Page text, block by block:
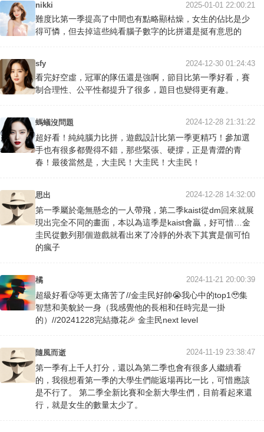
nikki 2025-01-01 22:00:21
難度比第一季提高了中間也有點略顯枯燥，女生的佔比是少
得可憐，但去掉這些純看腦子數字的比拼還是挺有意思的
sfy 2024-12-30 01:24:43
看完好空虛，冠軍的隊伍還是強啊，節目比第一季好看，賽
制合理性、公平性都提升了很多，題目也變得更有趣。
螞蟻沒問題 2024-12-28 21:31:22
超好看！純純腦力比拼，遊戲設計比第一季更精巧！參加選
手也有很多都覺得不錯，那些緊張、硬撐，正是青澀的青
春！最後當然是，大圭民！大圭民！大圭民！
思出 2024-12-28 14:32:00
第一季屬於毫無懸念的一人帶飛，第二季kaist從dm回來就展
現出完全不同的畫面，本以為這季是kaist會贏，好可惜…金
圭民從數列那個遊戲就看出來了冷靜的外表下其實是個可怕
的瘋子
橘 2024-11-21 20:00:39
超級好看🥲等更太痛苦了//金圭民好帥😭我心中的top1🥹集
智慧和美貌於一身（我感覺他的長相和任時完是一掛
的）//20241228完結撒花🎉 金圭民next level
隨風而逝 2024-11-19 23:38:47
第一季有上千人打分，還以為第二季也會有很多人繼續看
的，我很想看第一季的大學生們能返場再比一比，可惜應該
是不行了。 第二季全新比賽和全新大學生們，目前看起來還
行，就是女生的數量太少了。